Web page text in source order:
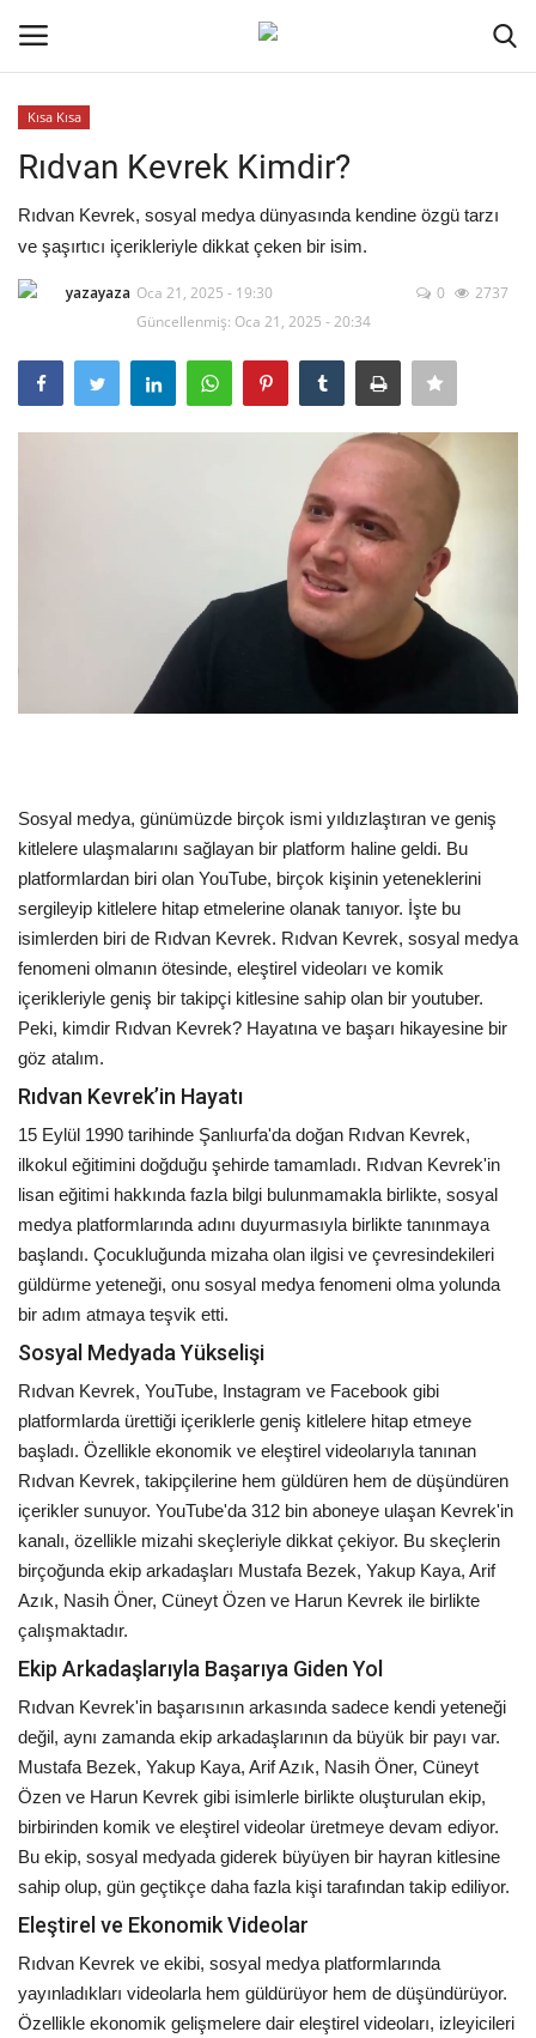
Ana Sayfa
Genel
Kripto Para
Kısa Kısa
Rıdvan Kevrek Kimdir?
Rıdvan Kevrek, sosyal medya dünyasında kendine özgü tarzı
ve şaşırtıcı içerikleriyle dikkat çeken bir isim.
yazayaza Oca 21, 2025 - 19:30
Güncellenmiş: Oca 21, 2025 - 20:34
0 2737
Sosyal medya, günümüzde birçok ismi yıldızlaştıran ve geniş
kitlelere ulaşmalarını sağlayan bir platform haline geldi. Bu
platformlardan biri olan YouTube, birçok kişinin yeteneklerini
sergileyip kitlelere hitap etmelerine olanak tanıyor. İşte bu
isimlerden biri de Rıdvan Kevrek. Rıdvan Kevrek, sosyal medya
fenomeni olmanın ötesinde, eleştirel videoları ve komik
içerikleriyle geniş bir takipçi kitlesine sahip olan bir youtuber.
Peki, kimdir Rıdvan Kevrek? Hayatına ve başarı hikayesine bir
göz atalım.
Rıdvan Kevrek’in Hayatı
15 Eylül 1990 tarihinde Şanlıurfa'da doğan Rıdvan Kevrek,
ilkokul eğitimini doğduğu şehirde tamamladı. Rıdvan Kevrek'in
lisan eğitimi hakkında fazla bilgi bulunmamakla birlikte, sosyal
medya platformlarında adını duyurmasıyla birlikte tanınmaya
başlandı. Çocukluğunda mizaha olan ilgisi ve çevresindekileri
güldürme yeteneği, onu sosyal medya fenomeni olma yolunda
bir adım atmaya teşvik etti.
Sosyal Medyada Yükselişi
Rıdvan Kevrek, YouTube, Instagram ve Facebook gibi
platformlarda ürettiği içeriklerle geniş kitlelere hitap etmeye
başladı. Özellikle ekonomik ve eleştirel videolarıyla tanınan
Rıdvan Kevrek, takipçilerine hem güldüren hem de düşündüren
içerikler sunuyor. YouTube'da 312 bin aboneye ulaşan Kevrek'in
kanalı, özellikle mizahi skeçleriyle dikkat çekiyor. Bu skeçlerin
birçoğunda ekip arkadaşları Mustafa Bezek, Yakup Kaya, Arif
Azık, Nasih Öner, Cüneyt Özen ve Harun Kevrek ile birlikte
çalışmaktadır.
Ekip Arkadaşlarıyla Başarıya Giden Yol
Rıdvan Kevrek'in başarısının arkasında sadece kendi yeteneği
değil, aynı zamanda ekip arkadaşlarının da büyük bir payı var.
Mustafa Bezek, Yakup Kaya, Arif Azık, Nasih Öner, Cüneyt
Özen ve Harun Kevrek gibi isimlerle birlikte oluşturulan ekip,
birbirinden komik ve eleştirel videolar üretmeye devam ediyor.
Bu ekip, sosyal medyada giderek büyüyen bir hayran kitlesine
sahip olup, gün geçtikçe daha fazla kişi tarafından takip ediliyor.
Eleştirel ve Ekonomik Videolar
Rıdvan Kevrek ve ekibi, sosyal medya platformlarında
yayınladıkları videolarla hem güldürüyor hem de düşündürüyor.
Özellikle ekonomik gelişmelere dair eleştirel videoları, izleyicileri